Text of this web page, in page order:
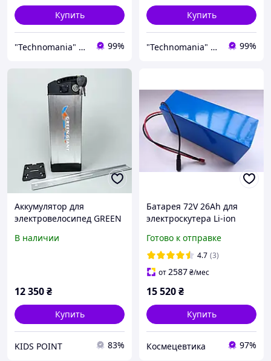
Купить
"Technomania" Интернет-магазин 99%
Купить
"Technomania" Интернет-магазин 99%
Аккумулятор для
электровелосипед GREEN
серебряный, з планкой
В наличии
12 350₴
Купить
KIDS POINT 83%
Батарея 72V 26Ah для
электроскутера Li-ion
литиевый термоусадка
батарея
Готово к отправке
4.7 (3)
от2587₴/мес
15 520₴
Купить
Космецевтика 97%